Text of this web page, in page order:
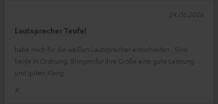
Lautsprecher Teufel
habe mich für die weißen Lautsprecher entschieden . Sind
beide in Ordnung. Bringen für ihre Größe eine gute Leistung
und guten Klang.
K.
24.06.2026